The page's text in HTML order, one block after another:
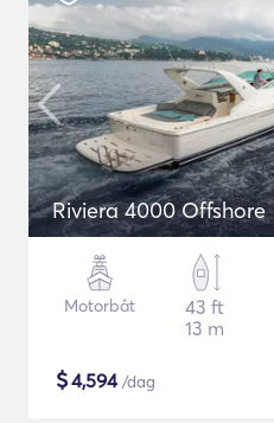
Riviera 4000 Offshore
Motorbåt
43 ft
13 m
$4,594/dag